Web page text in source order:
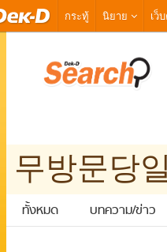
กระทู้ นิยาย เว็
ทั้งหมด บทความ/ข่าว